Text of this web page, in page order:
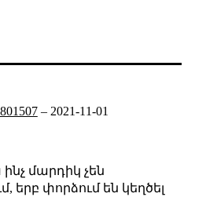
– 2021-11-01
մարդիկ չեն
երբ փորձում են կեղծել